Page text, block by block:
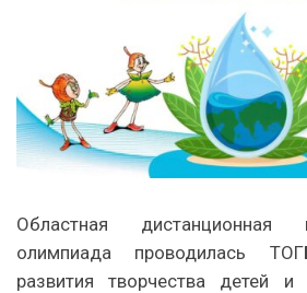
Областная дистанционная
олимпиада проводилась
развития творчества детей